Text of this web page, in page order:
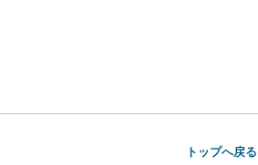
トップへ戻る